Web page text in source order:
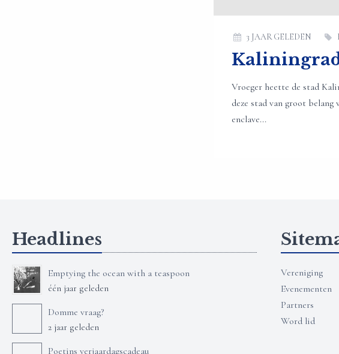
3 JAAR GELEDEN
Vroeger heette de stad
deze stad van groot belang
enclave...
Headlines
Emptying the ocean with a teaspoon
één jaar geleden
Domme vraag?
2 jaar geleden
Poetins verjaardagscadeau
Vereniging
Evenementen
Partners
Word lid